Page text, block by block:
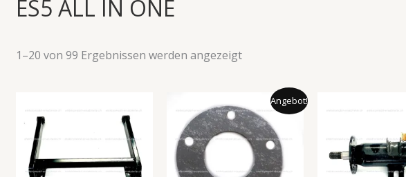
ES5 ALL IN ONE
1–20 von 99 Ergebnissen werden angezeigt
Angebot!
Ursprünglicher
Preis
war:
18.90 CHF
Aktueller
Preis
ist:
14.90 CHF.